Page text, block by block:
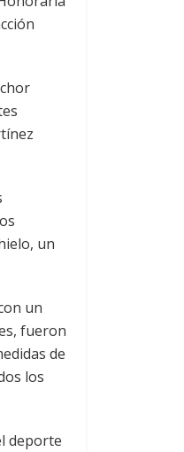
un
un
fueron
de
los
deporte